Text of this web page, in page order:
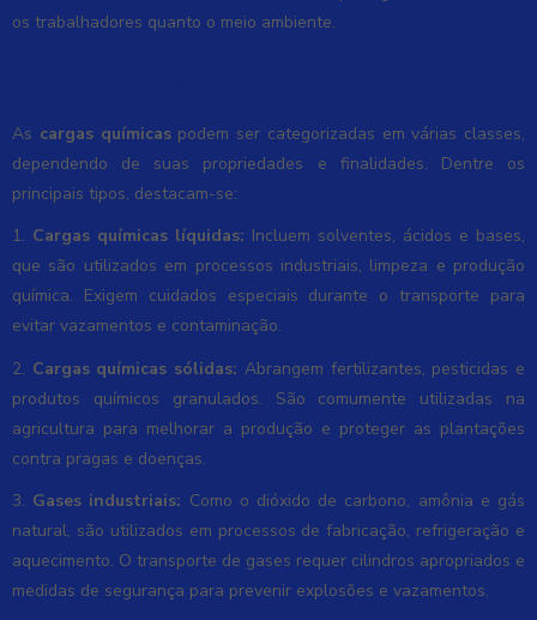
os trabalhadores quanto o meio ambiente.
As cargas químicaspodem ser categorizadas em várias classes,
dependendo de suas propriedades e finalidades. Dentre os
principais tipos, destacam-se:
1. Cargas químicas líquidas: Incluem solventes, ácidos e bases,
que são utilizados em processos industriais, limpeza e produção
química. Exigem cuidados especiais durante o transporte para
evitar vazamentos e contaminação.
2. Cargas químicas sólidas: Abrangem fertilizantes, pesticidas e
produtos químicos granulados. São comumente utilizadas na
agricultura para melhorar a produção e proteger as plantações
contra pragas e doenças.
3. Gases industriais: Como o dióxido de carbono, amônia e gás
natural, são utilizados em processos de fabricação, refrigeração e
aquecimento. O transporte de gases requer cilindros apropriados e
medidas de segurança para prevenir explosões e vazamentos.